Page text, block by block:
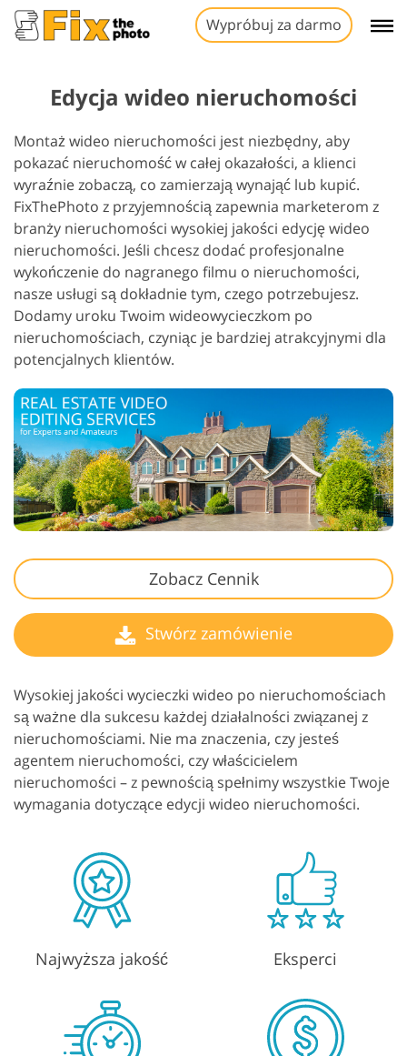
Wypróbuj za darmo
Edycja wideo nieruchomości
Montaż wideo nieruchomości jest niezbędny, aby
pokazać nieruchomość w całej okazałości, a klienci
wyraźnie zobaczą, co zamierzają wynająć lub kupić.
FixThePhoto z przyjemnością zapewnia marketerom z
branży nieruchomości wysokiej jakości edycję wideo
nieruchomości. Jeśli chcesz dodać profesjonalne
wykończenie do nagranego filmu o nieruchomości,
nasze usługi są dokładnie tym, czego potrzebujesz.
Dodamy uroku Twoim wideowycieczkom po
nieruchomościach, czyniąc je bardziej atrakcyjnymi dla
potencjalnych klientów.
Zobacz Cennik
Stwórz zamówienie
Wysokiej jakości wycieczki wideo po nieruchomościach
są ważne dla sukcesu każdej działalności związanej z
nieruchomościami. Nie ma znaczenia, czy jesteś
agentem nieruchomości, czy właścicielem
nieruchomości – z pewnością spełnimy wszystkie Twoje
wymagania dotyczące edycji wideo nieruchomości.
Najwyższa jakość Eksperci